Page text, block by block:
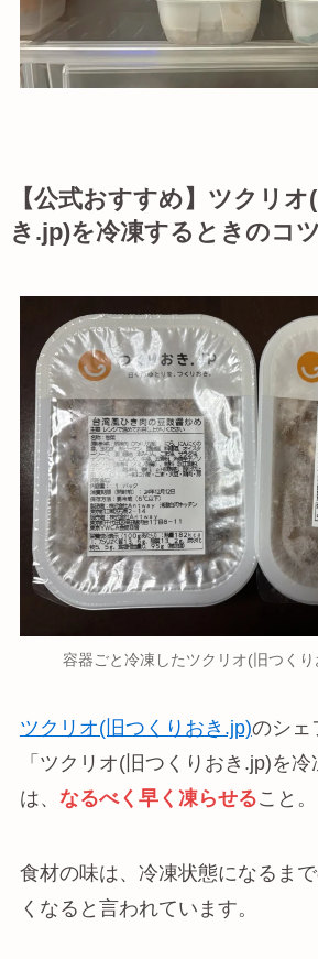
【公式おすすめ】ツクリ
き.jp)を冷凍するときのコツ
容器ごと冷凍したツクリオ(旧つく
ツクリオ(旧つくりおき.jp)のシェ
「ツクリオ(旧つくりおき.jp)を冷
は、 なるべく早く凍らせること。
食材の味は、冷凍状態になるま
くなると言われています。